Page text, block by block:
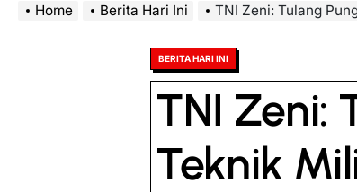
Home Berita Hari Ini TNI Zeni: Tulang
Posted
in
BERITA HARI INI
TNI Zeni:
Teknik